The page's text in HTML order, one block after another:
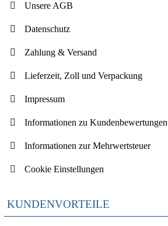
Unsere AGB
Datenschutz
Zahlung & Versand
Lieferzeit, Zoll und Verpackung
Impressum
Informationen zu Kundenbewertungen
Informationen zur Mehrwertsteuer
Cookie Einstellungen
KUNDENVORTEILE